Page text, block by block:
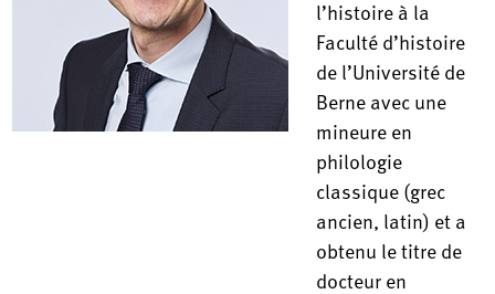
l’histoire à la
Faculté d’histoire
de l’Université de
Berne avec une
mineure en
philologie
classique (grec
ancien, latin) et a
obtenu le titre de
docteur en